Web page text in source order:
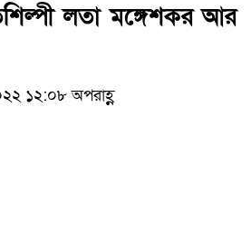
লতা মঙ্গেশকর আর
১২:০৮ অপরাহ্ণ